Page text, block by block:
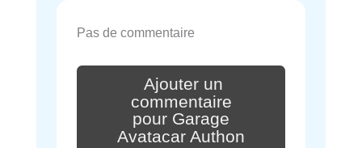
Pas de commentaire
Ajouter un
commentaire
pour Garage
Avatacar Authon